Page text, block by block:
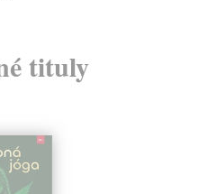
tituly